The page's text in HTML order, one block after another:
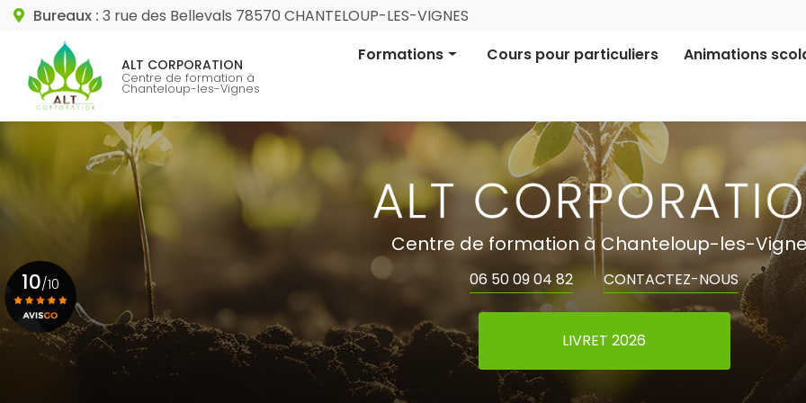
Aller
au
contenu
principal
Bureaux : 3 rue des Bellevals 78570 CHANTELOUP-LES-VIGNES
ALT CORPORATION
Centre de formation à
Chanteloup-les-Vignes
Formations
Formation informative
Cours pour particuliers Animations
Financement
Centre de formation à Chanteloup-les-
06 50 09 04 82 CONTACTEZ-NOUS
LIVRET 2026
10/10
Voir le certificat